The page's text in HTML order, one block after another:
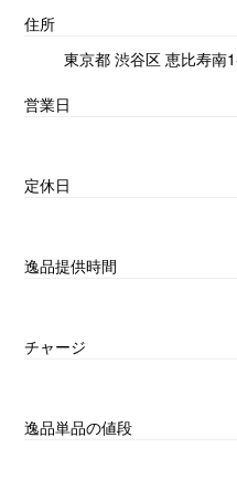
住所
東京都 渋谷区 恵比寿南
営業日
定休日
逸品提供時間
チャージ
逸品単品の値段